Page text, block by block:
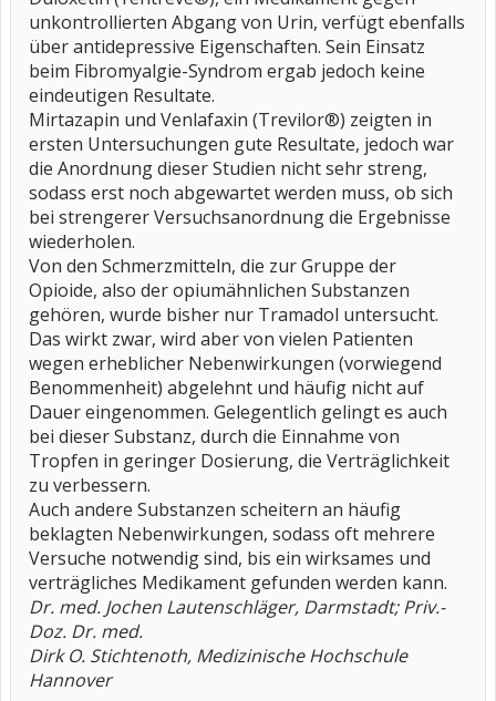
unkontrollierten Abgang von Urin, verfügt ebenfalls
über antidepressive Eigenschaften. Sein Einsatz
beim Fibromyalgie-Syndrom ergab jedoch keine
eindeutigen Resultate.
Mirtazapin und Venlafaxin (Trevilor®) zeigten in
ersten Untersuchungen gute Resultate, jedoch war
die Anordnung dieser Studien nicht sehr streng,
sodass erst noch abgewartet werden muss, ob sich
bei strengerer Versuchsanordnung die Ergebnisse
wiederholen.
Von den Schmerzmitteln, die zur Gruppe der
Opioide, also der opiumähnlichen Substanzen
gehören, wurde bisher nur Tramadol untersucht.
Das wirkt zwar, wird aber von vielen Patienten
wegen erheblicher Nebenwirkungen (vorwiegend
Benommenheit) abgelehnt und häufig nicht auf
Dauer eingenommen. Gelegentlich gelingt es auch
bei dieser Substanz, durch die Einnahme von
Tropfen in geringer Dosierung, die Verträglichkeit
zu verbessern.
Auch andere Substanzen scheitern an häufig
beklagten Nebenwirkungen, sodass oft mehrere
Versuche notwendig sind, bis ein wirksames und
verträgliches Medikament gefunden werden kann.
Dr. med. Jochen Lautenschläger, Darmstadt; Priv.-
Doz. Dr. med.
Dirk O. Stichtenoth, Medizinische Hochschule
Hannover